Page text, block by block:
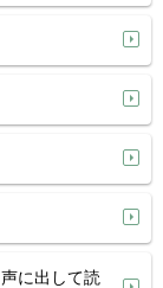
に出して読